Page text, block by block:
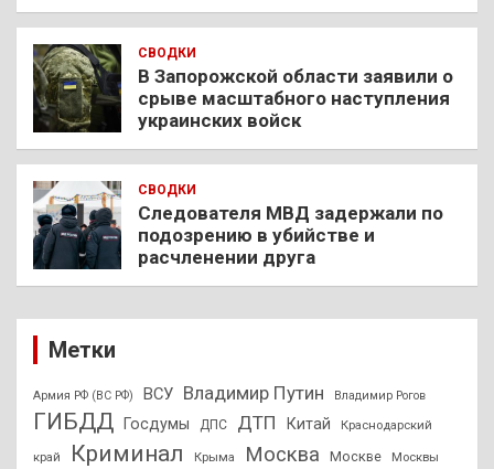
СВОДКИ
В Запорожской области заявили о
срыве масштабного наступления
украинских войск
СВОДКИ
Следователя МВД задержали по
подозрению в убийстве и
расчленении друга
Метки
Армия РФ (ВС РФ) ВСУ Владимир Путин Владимир Рогов
ГИБДД Госдумы ДПС ДТП Китай Краснодарский
край Криминал Крыма Москва Москве Москвы